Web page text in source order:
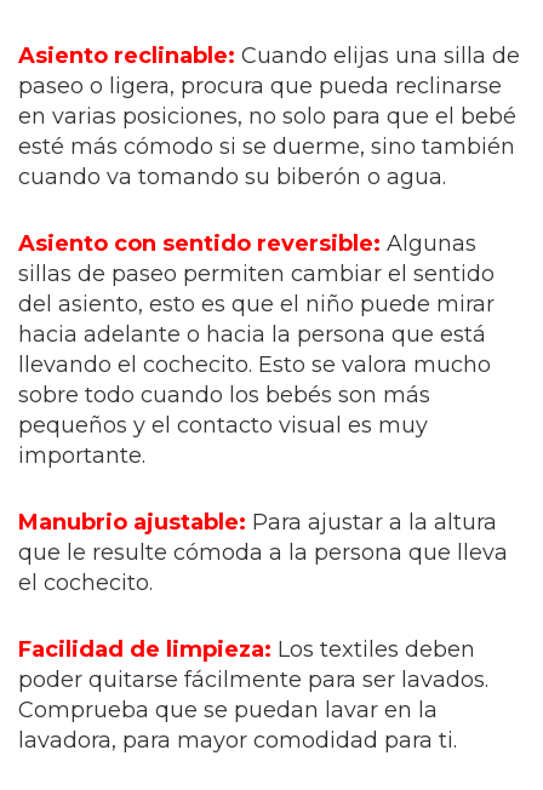
Asiento reclinable: Cuando elijas una silla de
paseo o ligera, procura que pueda reclinarse
en varias posiciones, no solo para que el bebé
esté más cómodo si se duerme, sino también
cuando va tomando su biberón o agua.
Asiento con sentido reversible: Algunas
sillas de paseo permiten cambiar el sentido
del asiento, esto es que el niño puede mirar
hacia adelante o hacia la persona que está
llevando el cochecito. Esto se valora mucho
sobre todo cuando los bebés son más
pequeños y el contacto visual es muy
importante.
Manubrio ajustable: Para ajustar a la altura
que le resulte cómoda a la persona que lleva
el cochecito.
Facilidad de limpieza: Los textiles deben
poder quitarse fácilmente para ser lavados.
Comprueba que se puedan lavar en la
lavadora, para mayor comodidad para ti.